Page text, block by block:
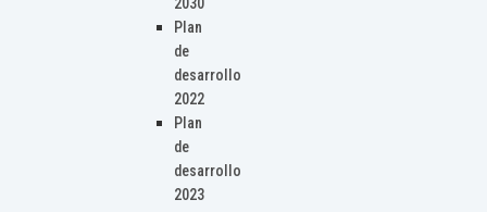
2030
Plan
de
desarrollo
2022
Plan
de
desarrollo
2023